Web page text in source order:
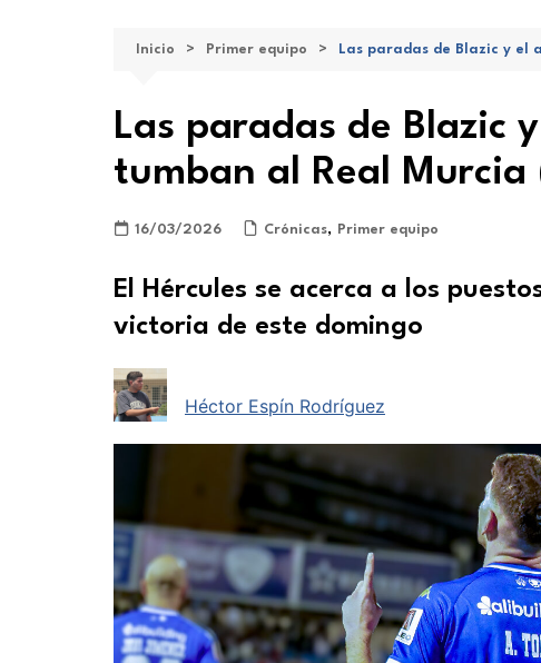
Inicio Primer equipo Las paradas de Blazic y el
Las paradas de Blazic
tumban al Real Murcia
16/03/2026 Crónicas, Primer equipo
El Hércules se acerca a los
victoria de este domingo
Héctor Espín Rodríguez